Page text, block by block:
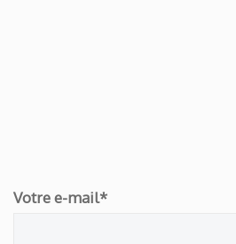
Votre e-mail*